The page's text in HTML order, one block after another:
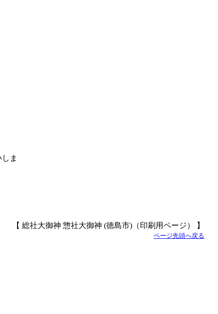
【 総社大御神 惣社大御神 (徳島市)（印刷用ページ） 】
ページ先頭へ戻る